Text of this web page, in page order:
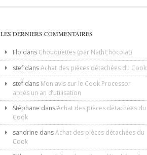
LES DERNIERS COMMENTAIRES
Flo dans Chouquettes (par NathChocolat)
stef dansAchat des pièces détachées du Cook
stef dans Mon avis sur le Cook Processor
après un an d’utilisation
Stéphane dansAchat des pièces détachées du
Cook
sandrine dansAchat des pièces détachées du
Cook